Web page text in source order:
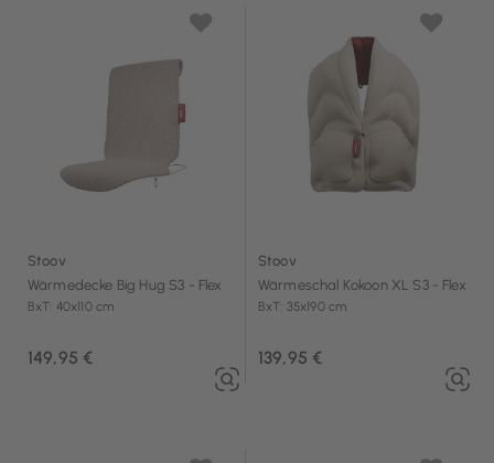
Stoov
Wärmedecke Big Hug S3 - Flex
BxT: 40x110 cm
149,95 €
Stoov
Wärmeschal Kokoon XL S3 - Flex
BxT: 35x190 cm
139,95 €